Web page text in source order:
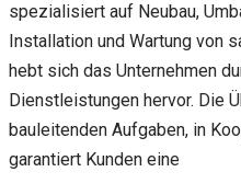
spezialisiert auf Neubau,
Installation und Wartung von
hebt sich das Unternehmen
Dienstleistungen hervor. Die
bauleitenden Aufgaben, in
garantiert Kunden eine